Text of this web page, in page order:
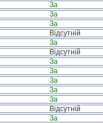
За
За
За
Відсутній
За
Відсутній
За
За
За
За
За
Відсутній
За